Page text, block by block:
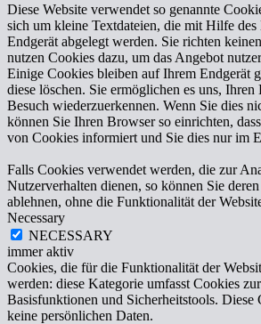
Diese Website verwendet so genannte
sich um kleine Textdateien, die mit Hilfe
Endgerät abgelegt werden. Sie richten
nutzen Cookies dazu, um das Angebot
Einige Cookies bleiben auf Ihrem Endgerät
diese löschen. Sie ermöglichen es uns, Ihren
Besuch wiederzuerkennen. Wenn Sie dies
können Sie Ihren Browser so einrichten,
von Cookies informiert und Sie dies nur im
Falls Cookies verwendet werden, die zur
Nutzerverhalten dienen, so können Sie
ablehnen, ohne die Funktionalität der
Necessary
NECESSARY
immer aktiv
Cookies, die für die Funktionalität der
werden: diese Kategorie umfasst Cookies
Basisfunktionen und Sicherheitstools. Diese
keine persönlichen Daten.